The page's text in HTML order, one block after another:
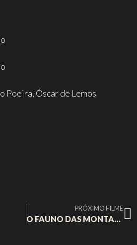
Poeira, Óscar de Lemos
PRÓXIMO FILME
O FAUNO DAS MONTANHAS (1926)